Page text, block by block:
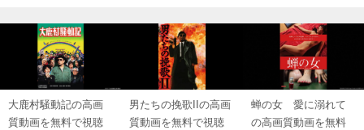
大鹿村騒動記の高画
質動画を無料で視聴
男たちの挽歌IIの高画
質動画を無料で視聴
蝉の女 愛に溺れて
の高画質動画を無料